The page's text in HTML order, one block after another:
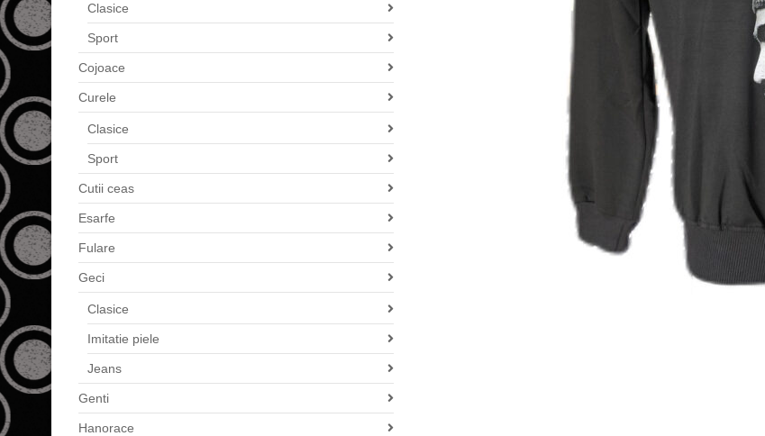
Clasice
Sport
Cojoace
Curele
Clasice
Sport
Cutii ceas
Esarfe
Fulare
Geci
Clasice
Imitatie piele
Jeans
Genti
Hanorace